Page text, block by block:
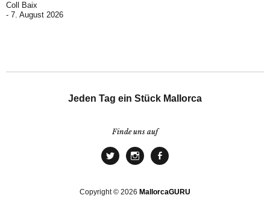
Coll Baix
7. August 2026
Jeden Tag ein Stück Mallorca
Finde uns auf
Copyright © 2026 MallorcaGURU